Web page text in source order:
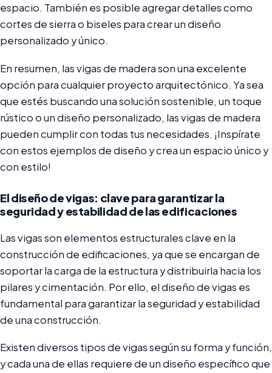
espacio. También es posible agregar detalles como
cortes de sierra o biseles para crear un diseño
personalizado y único.
En resumen, las vigas de madera son una excelente
opción para cualquier proyecto arquitectónico. Ya sea
que estés buscando una solución sostenible, un toque
rústico o un diseño personalizado, las vigas de madera
pueden cumplir con todas tus necesidades. ¡Inspírate
con estos ejemplos de diseño y crea un espacio único y
con estilo!
El diseño de vigas: clave para garantizar la
seguridad y estabilidad de las edificaciones
Las vigas son elementos estructurales clave en la
construcción de edificaciones, ya que se encargan de
soportar la carga de la estructura y distribuirla hacia los
pilares y cimentación. Por ello, el diseño de vigas es
fundamental para garantizar la seguridad y estabilidad
de una construcción.
Existen diversos tipos de vigas según su forma y función,
y cada una de ellas requiere de un diseño específico que